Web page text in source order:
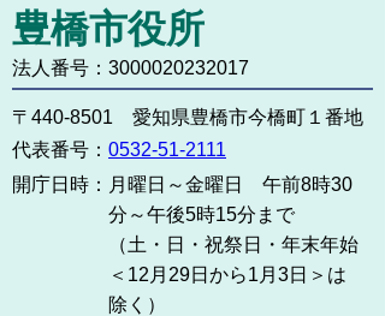
豊橋市役所
法人番号：3000020232017
〒440-8501 愛知県豊橋市今橋町１番地
代表番号： 0532-51-2111
開庁日時： 月曜日～金曜日 午前8時30
分～午後5時15分まで
（土・日・祝祭日・年末年始
＜12月29日から1月3日＞は
除く）